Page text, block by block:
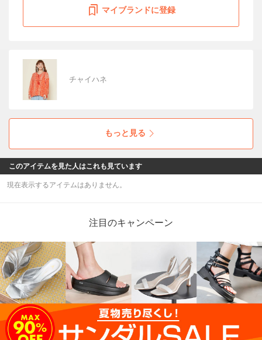
マイブランドに登録
チャイハネ
もっと見る
このアイテムを見た人はこれも見ています
現在表示するアイテムはありません。
注目のキャンペーン